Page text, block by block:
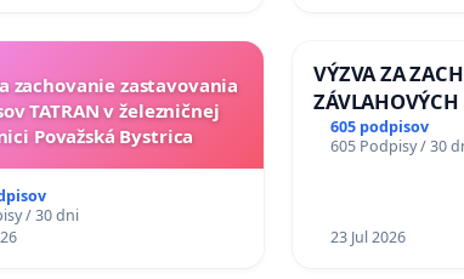
zachovanie zastavovania
TATRAN v železničnej
Považská Bystrica
/ 30 dni
VÝZVA ZA
VÝLUČNOM
KONTROLOU
a
605 podpisov
605 Podpisy / 30
23 Jul 2026